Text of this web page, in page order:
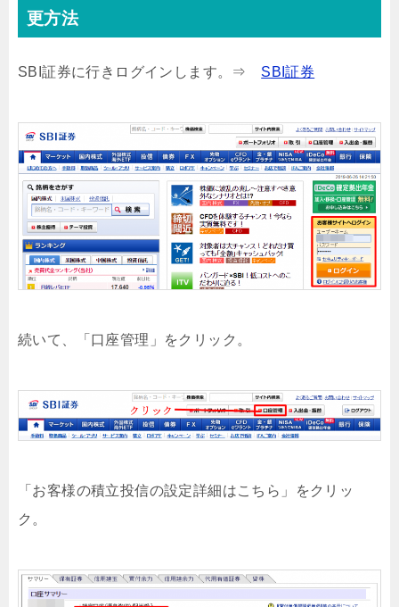
更方法
SBI証券に行きログインします。⇒ SBI証券
続いて、「口座管理」をクリック。
「お客様の積立投信の設定詳細はこちら」をクリッ
ク。